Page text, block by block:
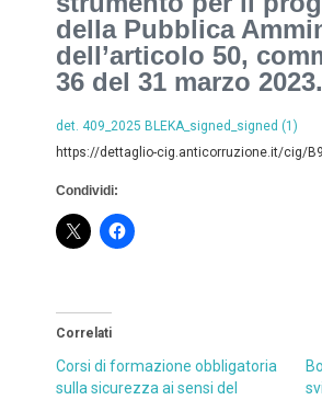
della Pubblica
dell’articolo 50,
36 del 31 marzo 2023.
det. 409_2025 BLEKA_signed_signed (1)
https://dettaglio-cig.anticorruzione.it/cig/
Condividi:
Correlati
Corsi di formazione obbligatoria
sulla sicurezza ai sensi del